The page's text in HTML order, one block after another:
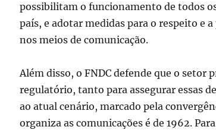
possibilitam o funcionamento de todos
país, e adotar medidas para o respeito e
nos meios de comunicação.
Além disso, o FNDC defende que o setor
regulatório, tanto para assegurar essas
ao atual cenário, marcado pela
organiza as comunicações é de 1962.